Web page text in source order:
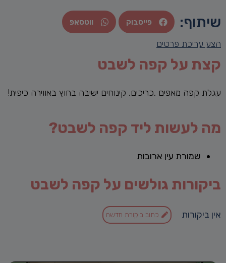
שיתוף: פייסבוק ווטסאפ
הצע עריכת פרטים
קצת על קפה לשבט
עגלת קפה מאפים ,כריכים, קינוחים ישיבה בחוץ באווירה כיפית!
מה לעשות ליד קפה לשבט?
שמורת עין ארובות
ביקורות גולשים על קפה לשבט
אין ביקורות כתוב ביקורת חדשה